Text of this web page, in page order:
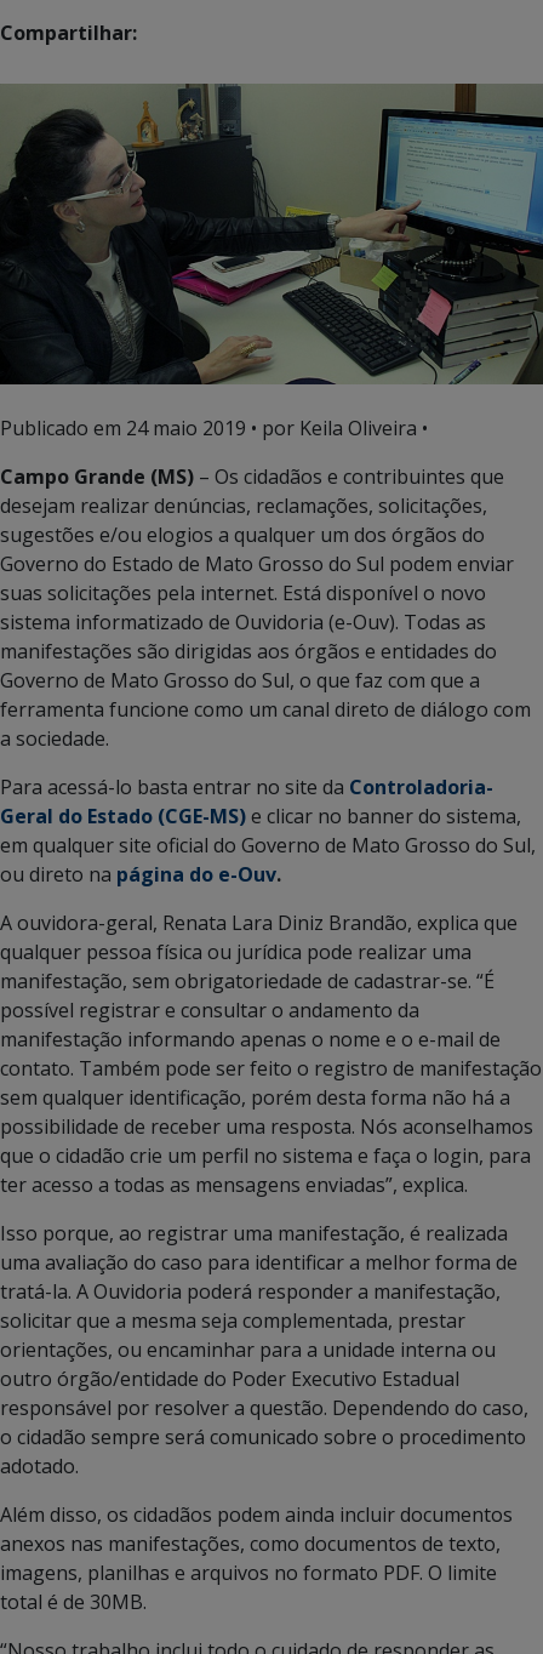
Compartilhar:
Publicado em 24 maio 2019 • por Keila Oliveira •
Campo Grande (MS) – Os cidadãos e contribuintes que
desejam realizar denúncias, reclamações, solicitações,
sugestões e/ou elogios a qualquer um dos órgãos do
Governo do Estado de Mato Grosso do Sul podem enviar
suas solicitações pela internet. Está disponível o novo
sistema informatizado de Ouvidoria (e-Ouv). Todas as
manifestações são dirigidas aos órgãos e entidades do
Governo de Mato Grosso do Sul, o que faz com que a
ferramenta funcione como um canal direto de diálogo com
a sociedade.
Para acessá-lo basta entrar no site da Controladoria-
Geral do Estado (CGE-MS)e clicar no banner do sistema,
em qualquer site oficial do Governo de Mato Grosso do Sul,
ou direto na página do e-Ouv.
A ouvidora-geral, Renata Lara Diniz Brandão, explica que
qualquer pessoa física ou jurídica pode realizar uma
manifestação, sem obrigatoriedade de cadastrar-se. “É
possível registrar e consultar o andamento da
manifestação informando apenas o nome e o e-mail de
contato. Também pode ser feito o registro de manifestação
sem qualquer identificação, porém desta forma não há a
possibilidade de receber uma resposta. Nós aconselhamos
que o cidadão crie um perfil no sistema e faça o login, para
ter acesso a todas as mensagens enviadas”, explica.
Isso porque, ao registrar uma manifestação, é realizada
uma avaliação do caso para identificar a melhor forma de
tratá-la. A Ouvidoria poderá responder a manifestação,
solicitar que a mesma seja complementada, prestar
orientações, ou encaminhar para a unidade interna ou
outro órgão/entidade do Poder Executivo Estadual
responsável por resolver a questão. Dependendo do caso,
o cidadão sempre será comunicado sobre o procedimento
adotado.
Além disso, os cidadãos podem ainda incluir documentos
anexos nas manifestações, como documentos de texto,
imagens, planilhas e arquivos no formato PDF. O limite
total é de 30MB.